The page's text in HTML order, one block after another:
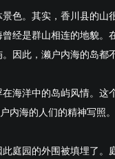
色。其实，香川县的山
经是群山相连的地貌。
因此，濑户内海的岛都
海洋中的岛屿风情。这
内海的人们的精神写照。
庭园的外围被填埋了。